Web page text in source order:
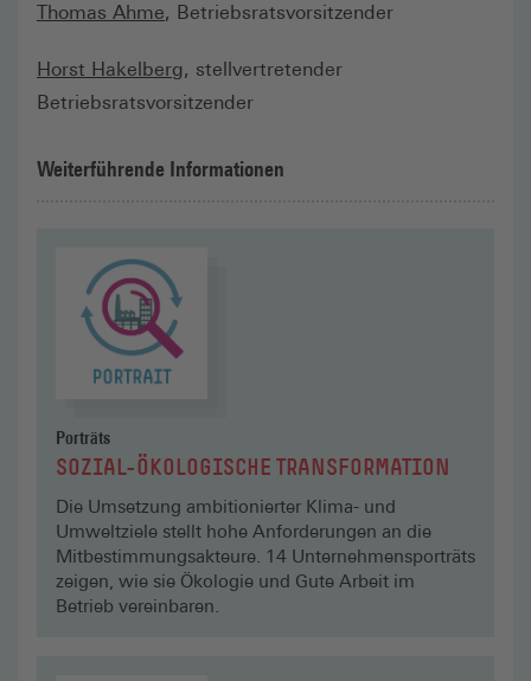
Thomas Ahme, Betriebsratsvorsitzender
Horst Hakelberg, stellvertretender
Betriebsratsvorsitzender
Weiterführende Informationen
Porträts
SOZIAL-ÖKOLOGISCHE TRANSFORMATION
Die Umsetzung ambitionierter Klima- und
Umweltziele stellt hohe Anforderungen an die
Mitbestimmungs­akteure. 14 Unternehmens­porträts
zeigen, wie sie Ökologie und Gute Arbeit im
Betrieb vereinbaren.